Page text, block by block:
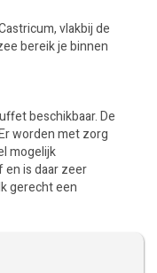
vlakbij de
bereik je binnen
beschikbaar. De
worden met zorg
mogelijk
is daar zeer
gerecht een